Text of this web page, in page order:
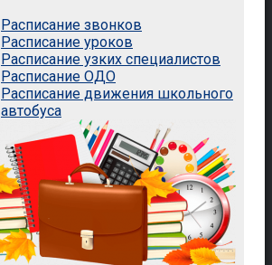
Расписание звонков
Расписание уроков
Расписание узких специалистов
Расписание ОДО
Расписание движения школьного
автобуса